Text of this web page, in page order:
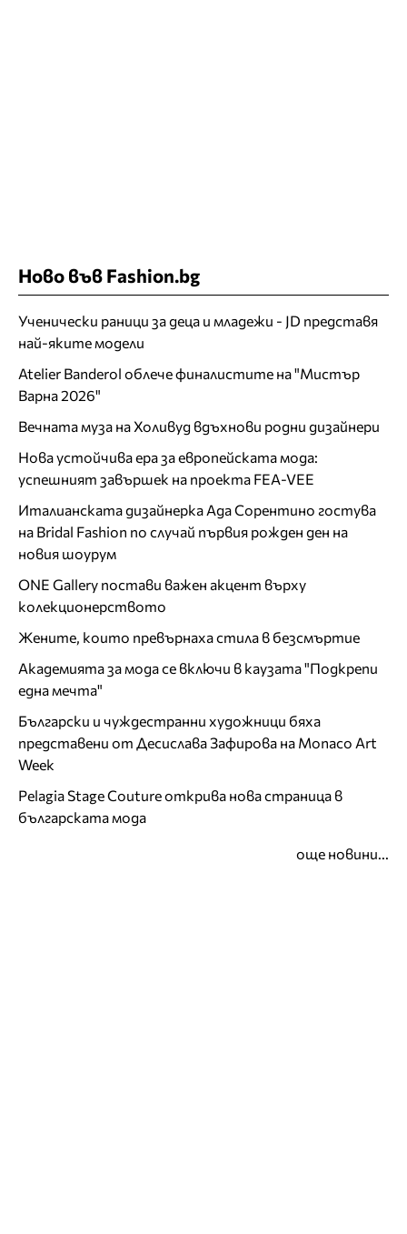
Ново във Fashion.bg
Ученически раници за деца и младежи - JD представя
най-яките модели
Atelier Banderol облече финалистите на "Мистър
Варна 2026"
Вечната муза на Холивуд вдъхнови родни дизайнери
Нова устойчива ера за европейската мода:
успешният завършек на проекта FEA-VEE
Италианската дизайнерка Ада Сорентино гостува
на Bridal Fashion по случай първия рожден ден на
новия шоурум
ONE Gallery постави важен акцент върху
колекционерството
Жените, които превърнаха стила в безсмъртие
Академията за мода се включи в каузата "Подкрепи
една мечта"
Български и чуждестранни художници бяха
представени от Десислава Зафирова на Monaco Art
Week
Pelagia Stage Couture открива нова страница в
българската мода
още новини...